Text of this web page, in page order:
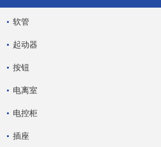
软管
起动器
按钮
电离室
电控柜
插座